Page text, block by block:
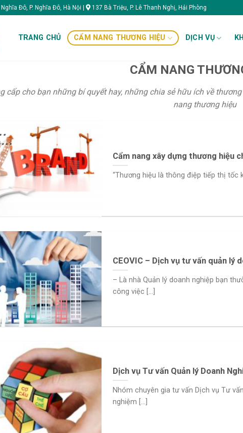
Đô, P. Nghĩa Đô, Hà Nội | 137 Bà Triệu, P. Lê Thanh Nghị, Hải Phòng
TRANG CHỦ CẨM NANG THƯƠNG HIỆU DỊCH VỤ
CẨM NANG
cấp cho bạn những bí quyết hay, những chia sẻ hữu ích về
nang thương hiệu
Cẩm nang xây dựng thương hiệu
“Thương hiệu là thông điệp tiếp thị tốc
CEOVIC – Dịch vụ tư vấn quản lý
– Là nhà Quản lý doanh nghiệp bạn
công việc [...]
Dịch vụ Tư vấn Quản lý Doanh
Nhóm chuyên gia tư vấn Dịch vụ Tư
nghiệm [...]